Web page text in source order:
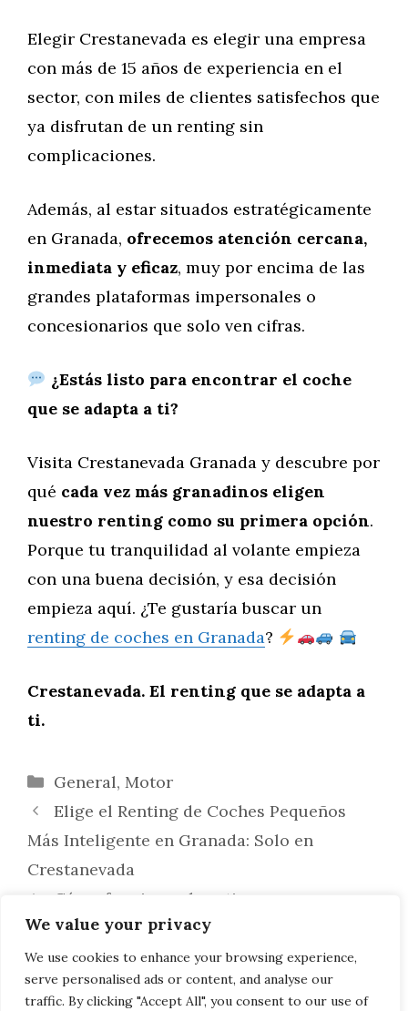
We value your privacy
We use cookies to enhance your browsing experience,
serve personalised ads or content, and analyse our
traffic. By clicking "Accept All", you consent to our use of
Elegir Crestanevada es elegir una empresa
con más de 15 años de experiencia en el
sector, con miles de clientes satisfechos que
ya disfrutan de un renting sin
complicaciones.
Además, al estar situados estratégicamente
en Granada, ofrecemos atención cercana,
inmediata y eficaz, muy por encima de las
grandes plataformas impersonales o
concesionarios que solo ven cifras.
¿Estás listo para encontrar el coche
que se adapta a ti?
Visita Crestanevada Granada y descubre por
qué cada vez más granadinos eligen
nuestro renting como su primera opción.
Porque tu tranquilidad al volante empieza
con una buena decisión, y esa decisión
empieza aquí. ¿Te gustaría buscar un
renting de coches en Granada?
Crestanevada. El renting que se adapta a
ti.
Categorías
General, Motor
Elige el Renting de Coches Pequeños
Más Inteligente en Granada: Solo en
Crestanevada
Cómo funciona el renting con
Crestanevada paso a paso: la guía definitiva
para una experiencia sin complicaciones en
Madrid